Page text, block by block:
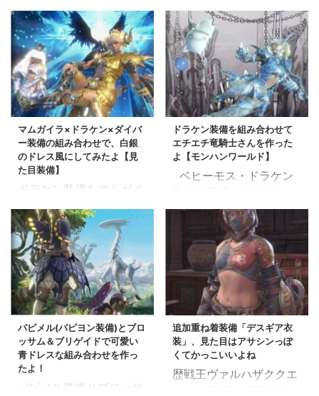
の・・ ...:.;::..;::: .:.;::ｻﾗｻ
ﾗ.;:゜*):.; ...
の・・なんていうか腰ス
カート短かすぎるよ
ね・・( ;∀;) でも、これ
でも最近のソシャゲの装
備より全然布面積多いん
だぜ・・ マム ...
プレス装備の登場からず
っと好きだった、エンプ
レスコイルβのスカート
を使っておしゃれ装備を
作ってみました。 エン
プレス（empress）の意
味は女帝。 エンプレスシ
リーズフルセットだとあ
んまり女帝感ないので、
「薙ぎ払え！」 とか
「跪け。（ひざまず
てくれそうなイメージに
してみました（勝手にな
った） スポンサーリンク
エンプレス女帝装備の見
た目 戦う女帝様 どうせ
仕えるなら、これぐらい
の先陣切 ...
な装備を作ってしまいま
した。 ドラケンのシリ
ーズスキルを使いつつ見
た目にこだわったヤツ ド
ラケン優秀だなぁ（見た
目が） 組み合わせはド
ラケン、ダイバー、ウル
ズ、それにブロッサムで
す。 スポンサーリンク
灰の騎士装備の見た目 ド
ラケン中心の装備 おま
ろ・・ 胴（ドラケンメ
イルα）がね、好きなん
です。 地味に、インナー
カラーが黒で統一されて
たりしてお気に入り そん
なことよりビリビリがエ
ロい ...
マムガイラ×ドラケン×ダイバ
ー装備の組み合わせで、白銀
のドレス風にしてみたよ【見
た目装備】
ドラケン装備をマムガイ
ラたちと合わせて、見た
目装備を作成してみまし
た。 マムガイラはどこ
使っても可愛くなるから
困る（困らない） マム
ガイラ×ドラケン×ダイ
バー装備の組み合わせ マ
ムガイラとドラケンも相
性いいよね 通常のマム
ガイラとは露出部分が変
わる感じです。 マムガ
ドラケン装備を組み合わせて
エチエチ竜騎士さんを作った
よ【モンハンワールド】
ベヒーモス・ドラケン
れ装備を作る食指が動い
た模様・・！ ドラケン装
備×ゼノラージ（ハイヒ
ール）×ギエナの組み合
わせです。 なお、タ
イトルが最高にバカなの
はお察しください( ;∀;)
スポンサーリンク ドラケ
ン、ゼノラージ、ギエナ
装備の組み合わせ見た目
ドラケンシリーズに食指
パピメル(パピヨン装備)とブロ
ッサム＆ブリゲイドで可愛い
青ドレスな組み合わせを作っ
たよ！
パピメル装備とブロッサ
追加重ね着装備「デスギア衣
装」、見た目はアサシンっぽ
くてかっこいいよね
歴戦王ヴァルハザククエ